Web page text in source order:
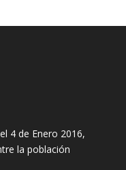
4 de Enero 2016,
la población